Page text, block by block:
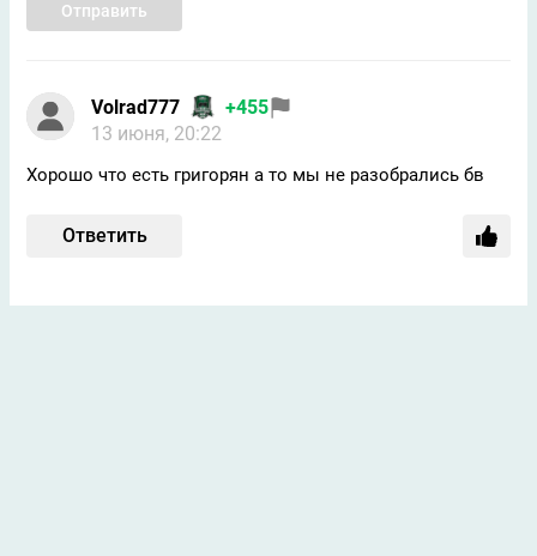
Отправить
Volrad777
+455
13 июня, 20:22
Хорошо что есть григорян а то мы не разобрались бв
Ответить